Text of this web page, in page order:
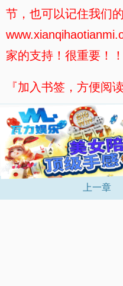
节，也可以记住我们
家的支持！很重要！！
『加入书签，方便阅读
上一章